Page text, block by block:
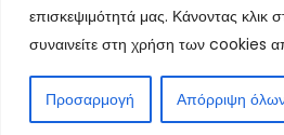
επισκεψιμότητά μας. Κάνοντας
συναινείτε στη χρήση των cookies
Προσαρμογή Απόρριψη
Copyright @